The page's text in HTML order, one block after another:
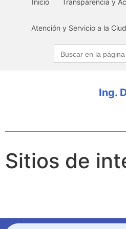
Inicio Transparencia y
Atención y Servicio a la
Search
for:
ng. D
Sitios de